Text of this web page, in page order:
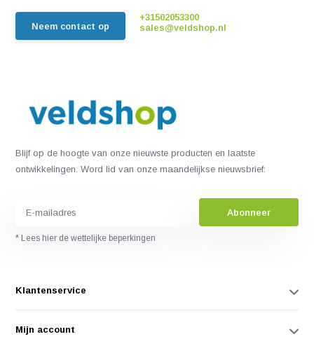
Neem contact op
+31502053300
sales@veldshop.nl
Blijf op de hoogte van onze nieuwste producten en laatste
ontwikkelingen. Word lid van onze maandelijkse nieuwsbrief:
Abonneer
* Lees hier de wettelijke beperkingen
Klantenservice
Mijn account